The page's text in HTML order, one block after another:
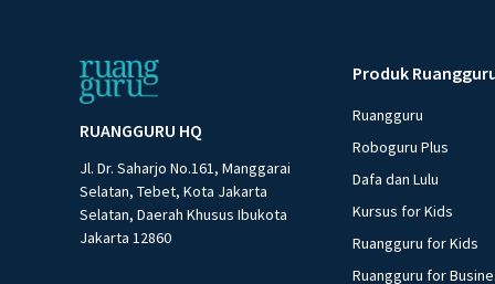
RUANGGURU HQ
Jl. Dr. Saharjo No.161, Manggarai
Selatan, Tebet, Kota Jakarta
Selatan, Daerah Khusus Ibukota
Jakarta 12860
Produk
Ruangguru
Roboguru Plus
Dafa dan Lulu
Kursus for Kids
Ruangguru for Kids
Ruangguru for